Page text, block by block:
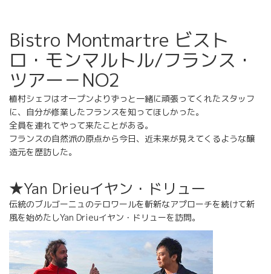
Bistro Montmartre ビスト
ロ・モンマルトル/フランス・
ツアー－NO2
植村シェフはオープンよりずっと一緒に頑張ってくれたスタッフ
に、自分が修業したフランスを知ってほしかった。
全員を連れてやって来たことがある。
フランスの自然派の原点から今日、近未来が見えてくるような醸
造元を歴訪した。
★Yan Drieuイヤン・ドリュー
伝統のブルゴーニュのテロワールを斬新なアプローチを続けて新
風を始めたしYan Drieuイヤン・ドリューを訪問。